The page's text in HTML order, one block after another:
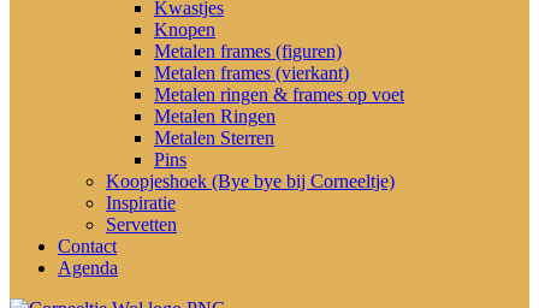
Kwastjes
Knopen
Metalen frames (figuren)
Metalen frames (vierkant)
Metalen ringen & frames op voet
Metalen Ringen
Metalen Sterren
Pins
Koopjeshoek (Bye bye bij Corneeltje)
Inspiratie
Servetten
Contact
Agenda